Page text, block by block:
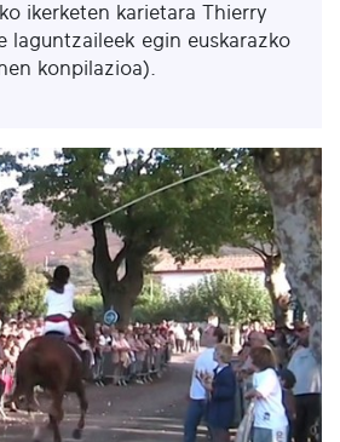
ikerketen karietara Thierry
laguntzaileek egin euskarazko
konpilazioa).